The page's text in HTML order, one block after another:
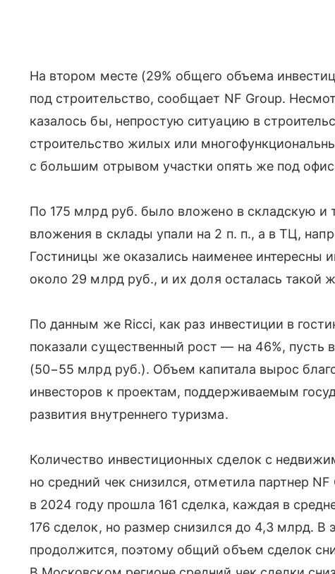
На втором месте (29% общего объема
под строительство, сообщает NF Group.
казалось бы, непростую ситуацию в
строительство жилых или
с большим отрывом участки опять же под
По 175 млрд руб. было вложено в складскую и
вложения в склады упали на 2 п. п., а в ТЦ,
Гостиницы же оказались наименее
около 29 млрд руб., и их доля осталась такой
По данным же Ricci, как раз инвестиции в
показали существенный рост — на 46%, пусть
(50−55 млрд руб.). Объем капитала вырос
инвесторов к проектам, поддерживаемым
развития внутреннего туризма.
Количество инвестиционных сделок с
но средний чек снизился, отметила партнер
в 2024 году прошла 161 сделка, каждая в
176 сделок, но размер снизился до 4,3 млрд. В
продолжится, поэтому общий объем сделок